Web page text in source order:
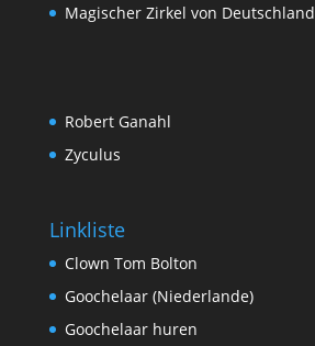
Magischer Zirkel von Deutschland
Robert Ganahl
Zyculus
Linkliste
Clown Tom Bolton
Goochelaar (Niederlande)
Goochelaar huren